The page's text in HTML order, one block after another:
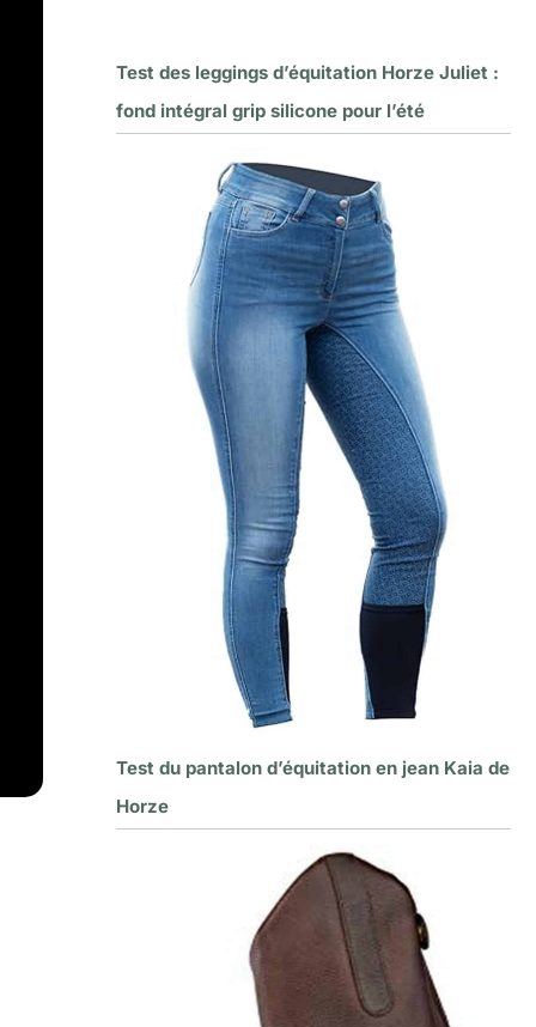
Test des leggings d’équitation Horze Juliet :
fond intégral grip silicone pour l’été
Test du pantalon d’équitation en jean Kaia de
Horze